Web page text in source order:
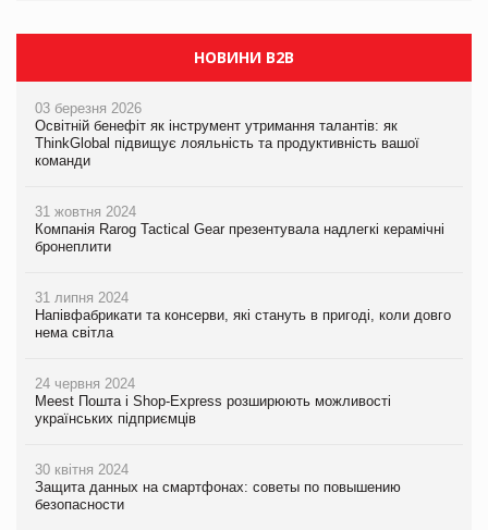
НОВИНИ B2B
03 березня 2026
Освітній бенефіт як інструмент утримання талантів: як
ThinkGlobal підвищує лояльність та продуктивність вашої
команди
31 жовтня 2024
Компанія Rarog Tactical Gear презентувала надлегкі керамічні
бронеплити
31 липня 2024
Напівфабрикати та консерви, які стануть в пригоді, коли довго
нема світла
24 червня 2024
Meest Пошта і Shop-Express розширюють можливості
українських підприємців
30 квітня 2024
Защита данных на смартфонах: советы по повышению
безопасности